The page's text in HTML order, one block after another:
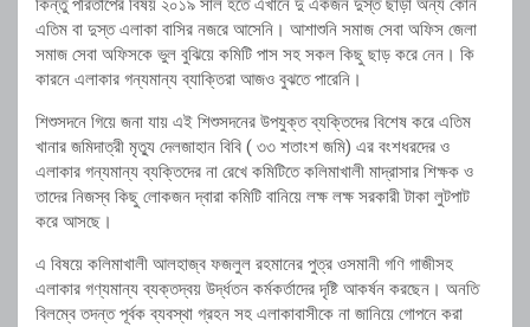
কিন্তু পরিতাপের বিষয় ২০১৯ সাল হতে এখানে দু একজন দুস্ত ছাড়া অন্য কোন
এতিম বা দুস্ত এলাকা বাসির নজরে আসেনি। আশাশুনি সমাজ সেবা অফিস জেলা
সমাজ সেবা অফিসকে ভুল বুঝিয়ে কমিটি পাস সহ সকল কিছু ছাড় করে নেন। কি
কারনে এলাকার গন্যমান্য ব্যাক্তিরা আজও বুঝতে পারেনি।
শিশুসদনে গিয়ে জনা যায় এই শিশুসদনের উপযুক্ত ব্যক্তিদের বিশেষ করে এতিম
খানার জমিদাত্রী মৃত্যু দেলজাহান বিবি ( ৩৩ শতাংশ জমি) এর বংশধরদের ও
এলাকার গন্যমান্য ব্যক্তিদের না রেখে কমিটিতে কলিমাখালী মাদ্রাসার শিক্ষক ও
তাদের নিজস্ব কিছু লোকজন দ্বারা কমিটি বানিয়ে লক্ষ লক্ষ সরকারী টাকা লুটপাট
করে আসছে।
এ বিষয়ে কলিমাখালী আলহাজ্ব ফজলুল রহমানের পুত্র ওসমানী গণি গাজীসহ
এলাকার গণ্যমান্য ব্যক্তদ্বয় উর্দ্ধতন কর্মকর্তাদের দৃষ্টি আকর্ষন করছেন। অনতি
বিলম্বে তদন্ত পূর্বক ব্যবস্থা গ্রহন সহ এলাকাবাসীকে না জানিয়ে গোপনে করা